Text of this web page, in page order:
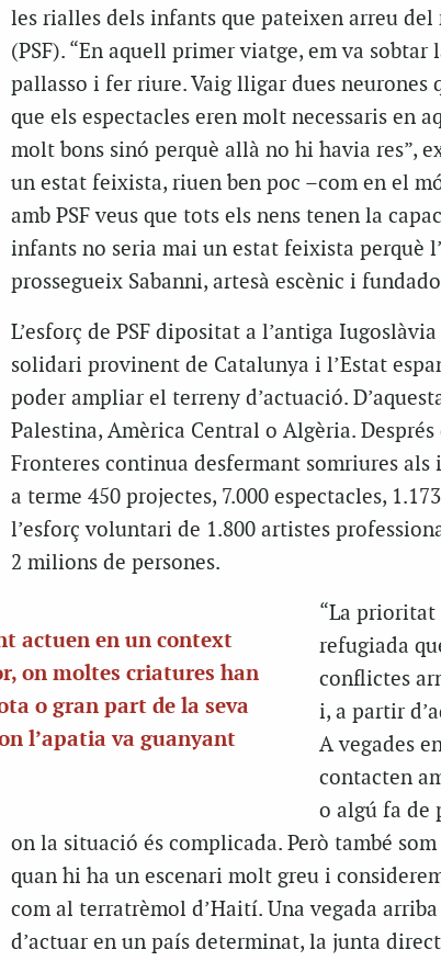
les rialles dels infants que pateixen arreu del
(PSF). “En aquell primer viatge, em va
pallasso i fer riure. Vaig lligar dues neurones
que els espectacles eren molt necessaris en
molt bons sinó perquè allà no hi havia res”,
un estat feixista, riuen ben poc –com en el
amb PSF veus que tots els nens tenen la
infants no seria mai un estat feixista perquè
prossegueix Sabanni, artesà escènic i
L’esforç de PSF dipositat a l’antiga
solidari provinent de Catalunya i l’Estat
poder ampliar el terreny d’actuació.
Palestina, Amèrica Central o Algèria. Després
Fronteres continua desfermant somriures als
a terme 450 projectes, 7.000 espectacles,
l’esforç voluntari de 1.800 artistes
2 milions de persones.
actuen en un context
on moltes criatures han
o gran part de la seva
l’apatia va guanyant
“La prioritat
refugiada
conflictes
i, a partir
A vegades
contacten
o algú fa de
on la situació és complicada. Però també
quan hi ha un escenari molt greu i
com al terratrèmol d’Haití. Una vegada arriba
d’actuar en un país determinat, la junta